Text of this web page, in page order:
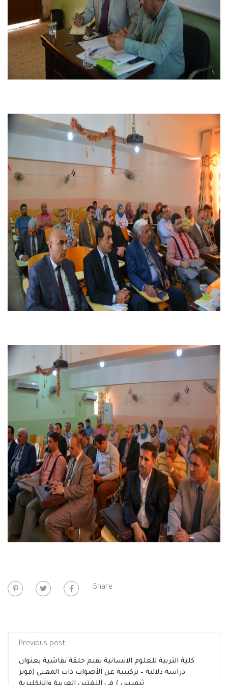
Share:
Previous post
كلية التربية للعلوم الانسانية تقيم حلقة نقاشية بعنوان
دراسة دلالية – تركيبية عن الأصوات ذات المعنى (فونز